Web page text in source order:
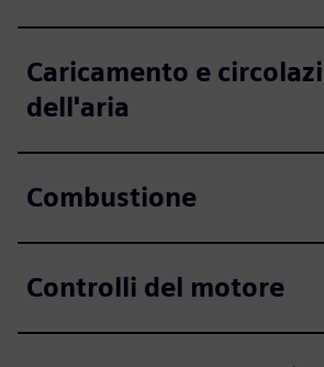
Caricamento e
dell'aria
Combustione
Controlli del motore